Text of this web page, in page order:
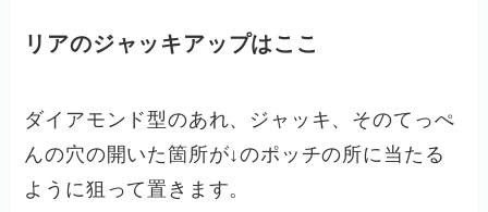
リアのジャッキアップはここ
ダイアモンド型のあれ、ジャッキ、そのてっぺ
んの穴の開いた箇所が↓のポッチの所に当たる
ように狙って置きます。